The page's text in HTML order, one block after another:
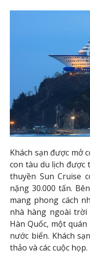
Khách sạn được mở
con tàu du lịch được
thuyền Sun Cruise
nặng 30.000 tấn.
mang phong cách
nhà hàng ngoài
Hàn Quốc, một
nước biển. Khách
thảo và các cuộc họp.